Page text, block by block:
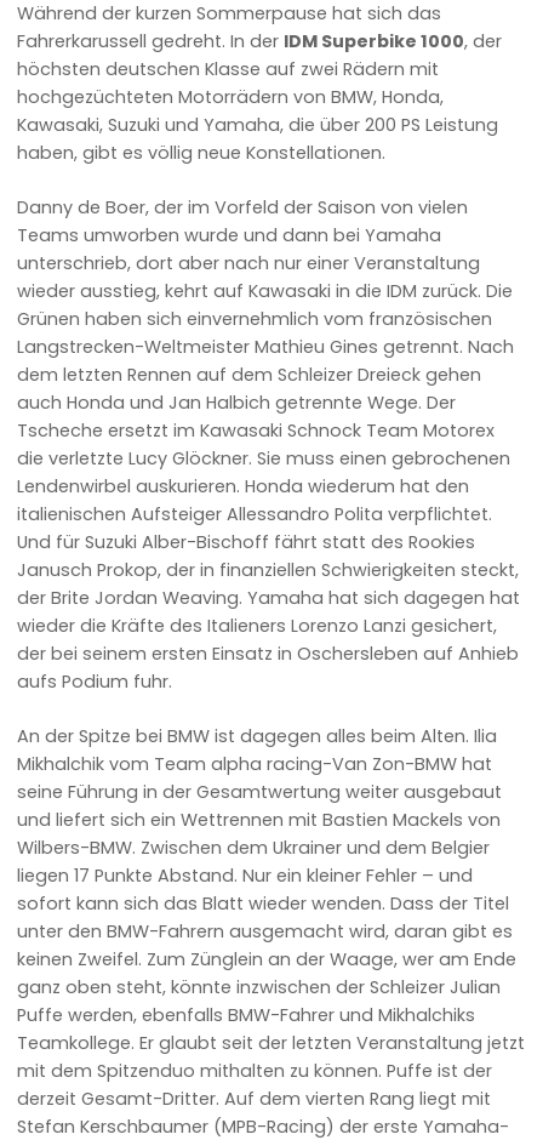
Während der kurzen Sommerpause hat sich das
Fahrerkarussell gedreht. In der IDM Superbike 1000, der
höchsten deutschen Klasse auf zwei Rädern mit
hochgezüchteten Motorrädern von BMW, Honda,
Kawasaki, Suzuki und Yamaha, die über 200 PS Leistung
haben, gibt es völlig neue Konstellationen.
Danny de Boer, der im Vorfeld der Saison von vielen
Teams umworben wurde und dann bei Yamaha
unterschrieb, dort aber nach nur einer Veranstaltung
wieder ausstieg, kehrt auf Kawasaki in die IDM zurück. Die
Grünen haben sich einvernehmlich vom französischen
Langstrecken-Weltmeister Mathieu Gines getrennt. Nach
dem letzten Rennen auf dem Schleizer Dreieck gehen
auch Honda und Jan Halbich getrennte Wege. Der
Tscheche ersetzt im Kawasaki Schnock Team Motorex
die verletzte Lucy Glöckner. Sie muss einen gebrochenen
Lendenwirbel auskurieren. Honda wiederum hat den
italienischen Aufsteiger Allessandro Polita verpflichtet.
Und für Suzuki Alber-Bischoff fährt statt des Rookies
Janusch Prokop, der in finanziellen Schwierigkeiten steckt,
der Brite Jordan Weaving. Yamaha hat sich dagegen hat
wieder die Kräfte des Italieners Lorenzo Lanzi gesichert,
der bei seinem ersten Einsatz in Oschersleben auf Anhieb
aufs Podium fuhr.
An der Spitze bei BMW ist dagegen alles beim Alten. Ilia
Mikhalchik vom Team alpha racing-Van Zon-BMW hat
seine Führung in der Gesamtwertung weiter ausgebaut
und liefert sich ein Wettrennen mit Bastien Mackels von
Wilbers-BMW. Zwischen dem Ukrainer und dem Belgier
liegen 17 Punkte Abstand. Nur ein kleiner Fehler – und
sofort kann sich das Blatt wieder wenden. Dass der Titel
unter den BMW-Fahrern ausgemacht wird, daran gibt es
keinen Zweifel. Zum Zünglein an der Waage, wer am Ende
ganz oben steht, könnte inzwischen der Schleizer Julian
Puffe werden, ebenfalls BMW-Fahrer und Mikhalchiks
Teamkollege. Er glaubt seit der letzten Veranstaltung jetzt
mit dem Spitzenduo mithalten zu können. Puffe ist der
derzeit Gesamt-Dritter. Auf dem vierten Rang liegt mit
Stefan Kerschbaumer (MPB-Racing) der erste Yamaha-